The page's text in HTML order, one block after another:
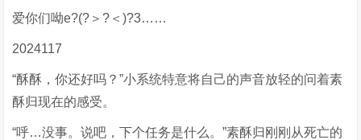
爱你们呦e?(?＞?＜)?3……
2024117
“酥酥，你还好吗？”小系统特意将自己的声音放轻的问着素
酥归现在的感受。
“呼…没事。说吧，下个任务是什么。”素酥归刚刚从死亡的